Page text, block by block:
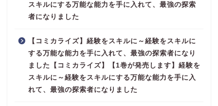
スキルにする万能な能力を手に入れて、最強の探索
者になりました
【コミカライズ】経験をスキルに～経験をスキルに
する万能な能力を手に入れて、最強の探索者になり
ました【コミカライズ】【1巻が発売します】経験を
スキルに～経験をスキルにする万能な能力を手に入
れて、最強の探索者になりました